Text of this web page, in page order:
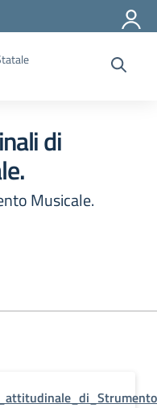
di
Musicale.